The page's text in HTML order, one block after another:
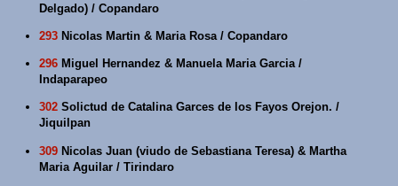
Delgado) / Copandaro
293 Nicolas Martin & Maria Rosa / Copandaro
296 Miguel Hernandez & Manuela Maria Garcia /
Indaparapeo
302 Solictud de Catalina Garces de los Fayos Orejon. /
Jiquilpan
309 Nicolas Juan (viudo de Sebastiana Teresa) & Martha
Maria Aguilar / Tirindaro